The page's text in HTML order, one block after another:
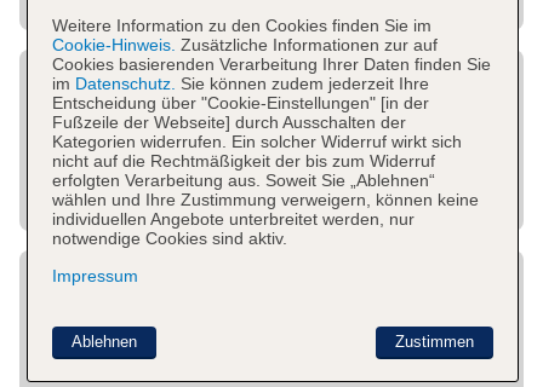
Weitere Information zu den Cookies finden Sie im
Cookie-Hinweis. Zusätzliche Informationen zur auf
Cookies basierenden Verarbeitung Ihrer Daten finden Sie
im Datenschutz. Sie können zudem jederzeit Ihre
Entscheidung über "Cookie-Einstellungen" [in der
Fußzeile der Webseite] durch Ausschalten der
Kategorien widerrufen. Ein solcher Widerruf wirkt sich
nicht auf die Rechtmäßigkeit der bis zum Widerruf
erfolgten Verarbeitung aus. Soweit Sie „Ablehnen“
wählen und Ihre Zustimmung verweigern, können keine
individuellen Angebote unterbreitet werden, nur
notwendige Cookies sind aktiv.
Impressum
Zustimmen
Ablehnen